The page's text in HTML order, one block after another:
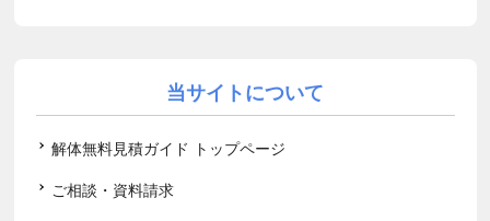
当サイトについて
解体無料見積ガイド トップページ
ご相談・資料請求